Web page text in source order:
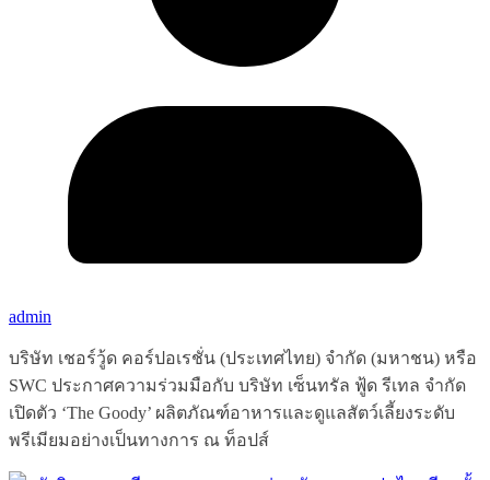
admin
บริษัท เชอร์วู้ด คอร์ปอเรชั่น (ประเทศไทย) จำกัด (มหาชน) หรือ
SWC ประกาศความร่วมมือกับ บริษัท เซ็นทรัล ฟู้ด รีเทล จำกัด
เปิดตัว ‘The Goody’ ผลิตภัณฑ์อาหารและดูแลสัตว์เลี้ยงระดับ
พรีเมียมอย่างเป็นทางการ ณ ท็อปส์